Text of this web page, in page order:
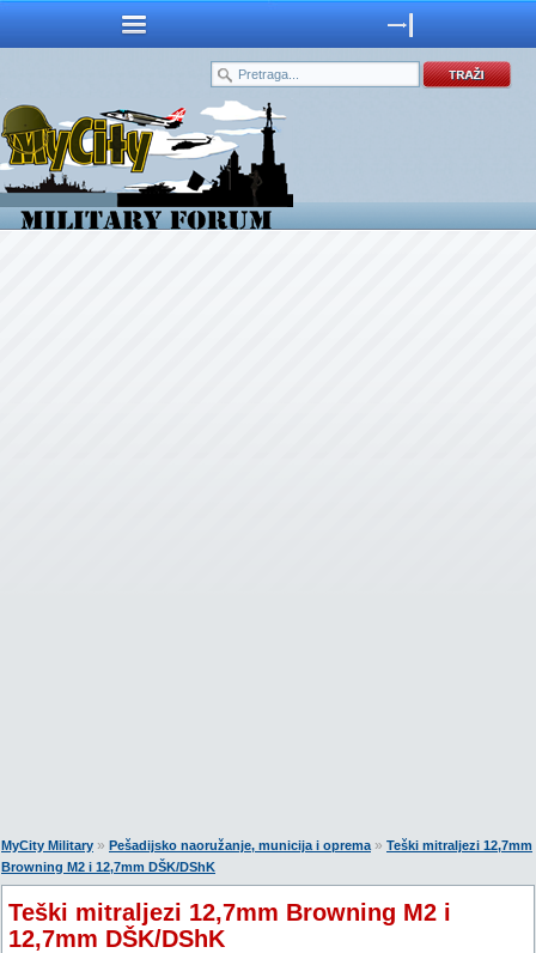
MyCity Military » Pešadijsko naoružanje, municija i oprema» Teški mitraljezi 12,7mm
Browning M2 i 12,7mm DŠK/DShK
Teški mitraljezi 12,7mm Browning M2 i
12,7mm DŠK/DShK